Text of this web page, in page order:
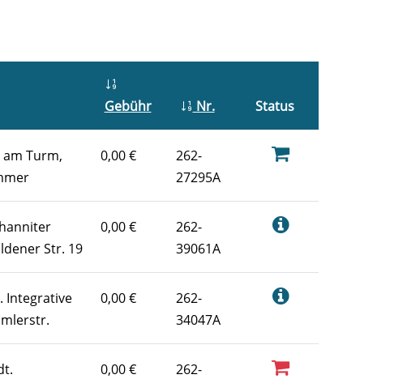
Gebühr Nr. Status
Turm,
0,00 €
262-
27295A
Str. 19
0,00 €
262-
39061A
Integrative
0,00 €
262-
34047A
0,00 €
262-